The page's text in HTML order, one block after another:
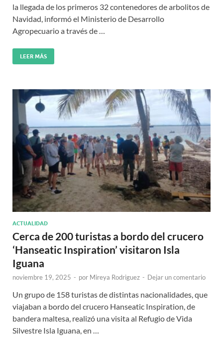
la llegada de los primeros 32 contenedores de arbolitos de
Navidad, informó el Ministerio de Desarrollo
Agropecuario a través de …
LEER MÁS
ACTUALIDAD
Cerca de 200 turistas a bordo del crucero
‘Hanseatic Inspiration’ visitaron Isla
Iguana
noviembre 19, 2025 - por Mireya Rodriguez - Dejar un comentario
Un grupo de 158 turistas de distintas nacionalidades, que
viajaban a bordo del crucero Hanseatic Inspiration, de
bandera maltesa, realizó una visita al Refugio de Vida
Silvestre Isla Iguana, en …